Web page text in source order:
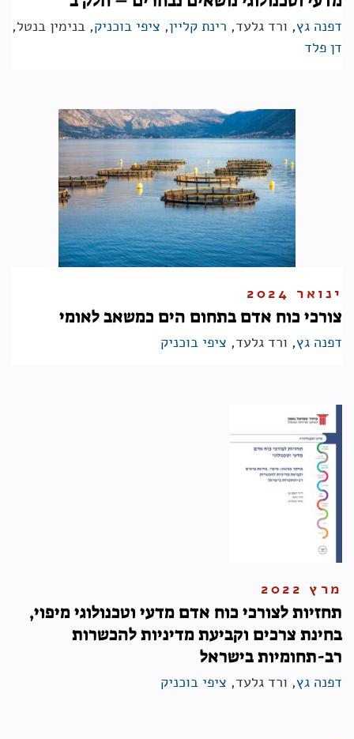
דפנה גץ, ורד גלעד, רינת קליין, ציפי בוכניק, בנימין בנטל,
דן פלד
ינואר 2024
צורכי כוח אדם בתחום הים כמשאב לאומי
דפנה גץ, ורד גלעד, ציפי בוכניק
מרץ 2022
תחזיות לצורכי כוח אדם מדעי וטכנולוגי מיפוי,
בחינת צרכים וקביעת מדיניות להכשרות
רב-תחומיות בישראל
דפנה גץ, ורד גלעד, ציפי בוכניק